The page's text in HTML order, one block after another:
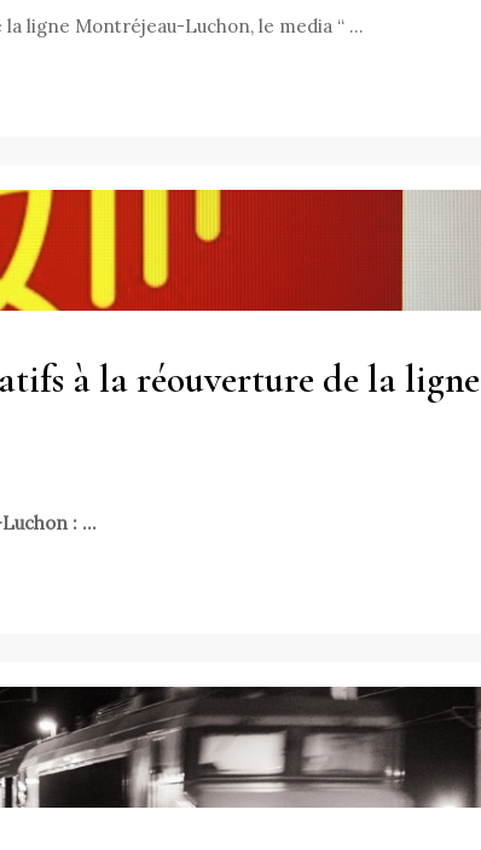
ligne Montréjeau-Luchon, le media “ …
à la réouverture de la ligne
: …